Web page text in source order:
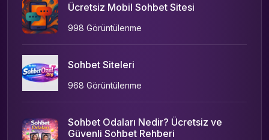
Ücretsiz Mobil Sohbet Sitesi
998 Görüntülenme
Sohbet Siteleri
968 Görüntülenme
Sohbet Odaları Nedir? Ücretsiz ve
Güvenli Sohbet Rehberi